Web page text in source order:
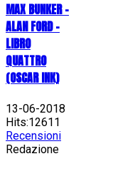
MAX BUNKER –
ALAN FORD –
LIBRO
QUATTRO
(OSCAR INK)
13-06-2018
Hits:12611
Recensioni
Redazione